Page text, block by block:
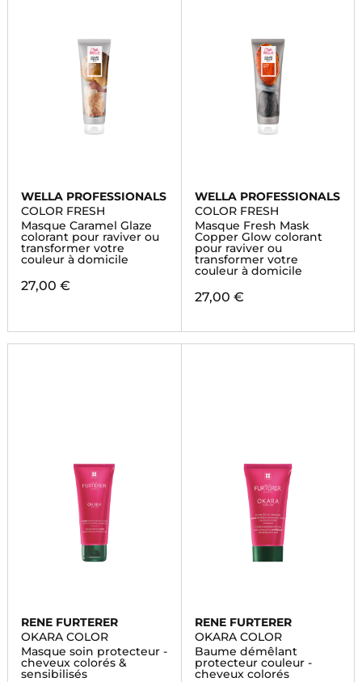
WELLA PROFESSIONALS
COLOR FRESH
Masque Caramel Glaze
colorant pour raviver ou
transformer votre
couleur à domicile
27,00 €
WELLA PROFESSIONALS
COLOR FRESH
Masque Fresh Mask
Copper Glow colorant
pour raviver ou
transformer votre
couleur à domicile
27,00 €
RENE FURTERER
OKARA COLOR
Masque soin protecteur -
cheveux colorés &
sensibilisés
RENE FURTERER
OKARA COLOR
Baume démêlant
protecteur couleur -
cheveux colorés